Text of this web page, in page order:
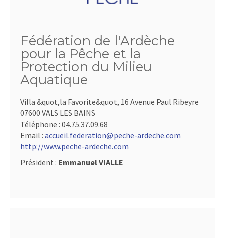
Fédération de l'Ardèche
pour la Pêche et la
Protection du Milieu
Aquatique
Villa &quot,la Favorite&quot, 16 Avenue Paul Ribeyre
07600 VALS LES BAINS
Téléphone : 04.75.37.09.68
Email : accueil.federation@peche-ardeche.com
http://www.peche-ardeche.com
Président : Emmanuel VIALLE